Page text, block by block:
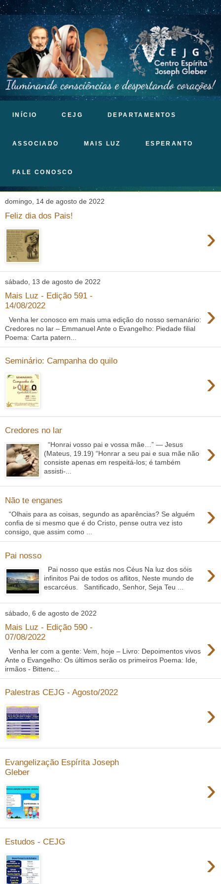
INÍCIO CEJG DEPARTAMENTOS
ASSOCIADO MAIS LUZ ESPERANTO
FALE CONOSCO
domingo, 14 de agosto de 2022
Feliz dia dos Pais!
›
sábado, 13 de agosto de 2022
Mais Luz - Edição 591 -
14/08/2022
›
Venha ler conosco em mais uma edição do nosso semanário:
Credores no lar – Emmanuel Ante o Evangelho: Piedade filial
Poema: Carta patern...
Seminário: Campanha do quilo
›
Credores no lar
›
“Honrai vosso pai e vossa mãe…” — Jesus
(Mateus, 19.19) “Honrar a seu pai e sua mãe não
consiste apenas em respeitá-los; é também
assisti-...
Não te enganes ›
“Olhais para as coisas, segundo as aparências? Se alguém
confia de si mesmo que é do Cristo, pense outra vez isto
consigo, que assim como ...
Pai nosso
›
Pai nosso que estás nos Céus Na luz dos sóis
infinitos Pai de todos os aflitos, Neste mundo de
escarcéus. Santificado, Senhor, Seja Teu ...
sábado, 6 de agosto de 2022
Mais Luz - Edição 590 -
07/08/2022
›
Venha ler com a gente: Vem, hoje – Livro: Depoimentos vivos
Ante o Evangelho: Os últimos serão os primeiros Poema: Ide,
irmãos - Bittenc...
Palestras CEJG - Agosto/2022
›
Evangelização Espírita Joseph
Gleber
›
Estudos - CEJG
›